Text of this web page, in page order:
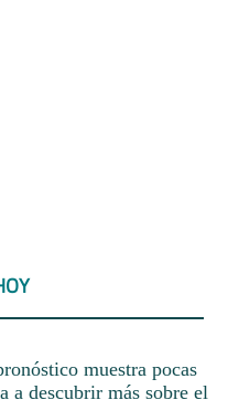
muestra pocas
a descubrir más sobre el